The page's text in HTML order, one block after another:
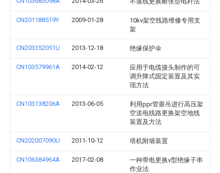
CN201188519Y 2009-01-28
10kv架空线路维修专用支
架
CN203352051U 2013-12-18 绝缘保护伞
CN103579961A 2014-02-12
应用于电缆接头制作的可
调升降式固定装置及其实
现方法
CN103138206A 2013-06-05
利用ppr管垂吊进行高压架
空送电线路更换架空地线
装置及方法
CN202007090U 2011-10-12 塔机附墙装置
CN106384964A 2017-02-08
一种带电更换v型绝缘子串
作业法